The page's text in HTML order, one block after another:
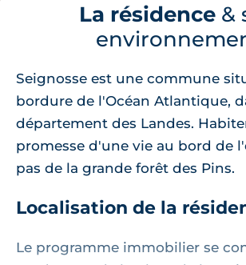
La résidence&
Seignosse est une commune
bordure de l'Océan Atlantique,
département des Landes.
promesse d'une vie au bord de
pas de la grande forêt des Pins.
Localisation de la
Le programme immobilier se